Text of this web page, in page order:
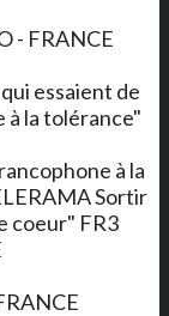
- FRANCE
essaient de
à la tolérance"
à la
Sortir
coeur" FR3